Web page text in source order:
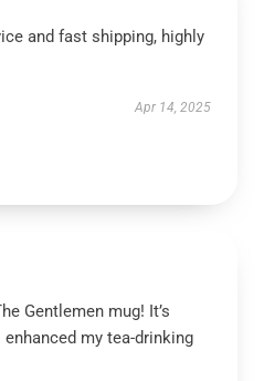
and fast shipping, highly
Apr 14, 2025
Gentlemen mug! It’s
my tea-drinking